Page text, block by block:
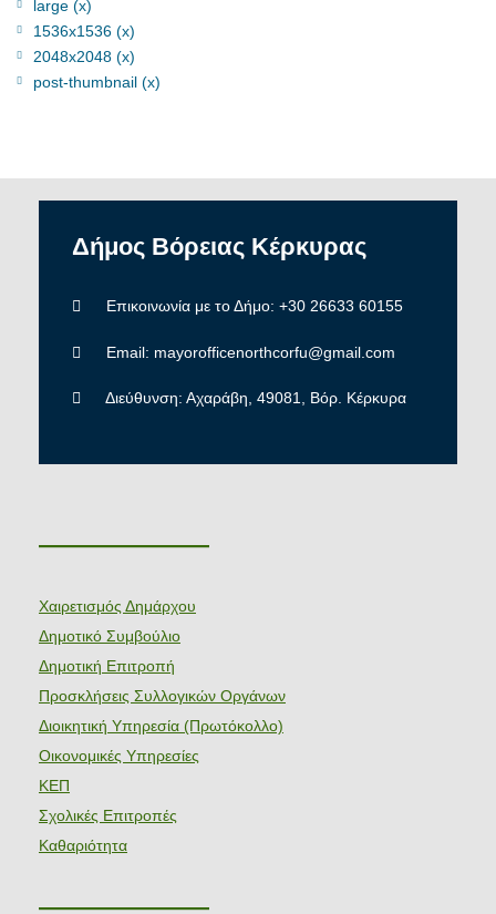
large (x)
1536x1536 (x)
2048x2048 (x)
post-thumbnail (x)
Δήμος Βόρειας Κέρκυρας
Επικοινωνία με το Δήμο: +30 26633 60155
Email: mayorofficenorthcorfu@gmail.com
Διεύθυνση: Αχαράβη, 49081, Βόρ. Κέρκυρα
———————
Χαιρετισμός Δημάρχου
Δημοτικό Συμβούλιο
Δημοτική Επιτροπή
Προσκλήσεις Συλλογικών Οργάνων
Διοικητική Υπηρεσία (Πρωτόκολλο)
Οικονομικές Υπηρεσίες
ΚΕΠ
Σχολικές Επιτροπές
Καθαριότητα
———————